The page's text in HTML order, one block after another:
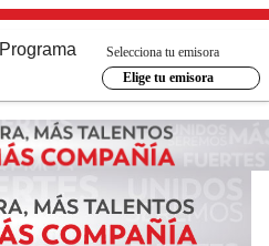
Programa
Selecciona tu emisora
Elige tu emisora